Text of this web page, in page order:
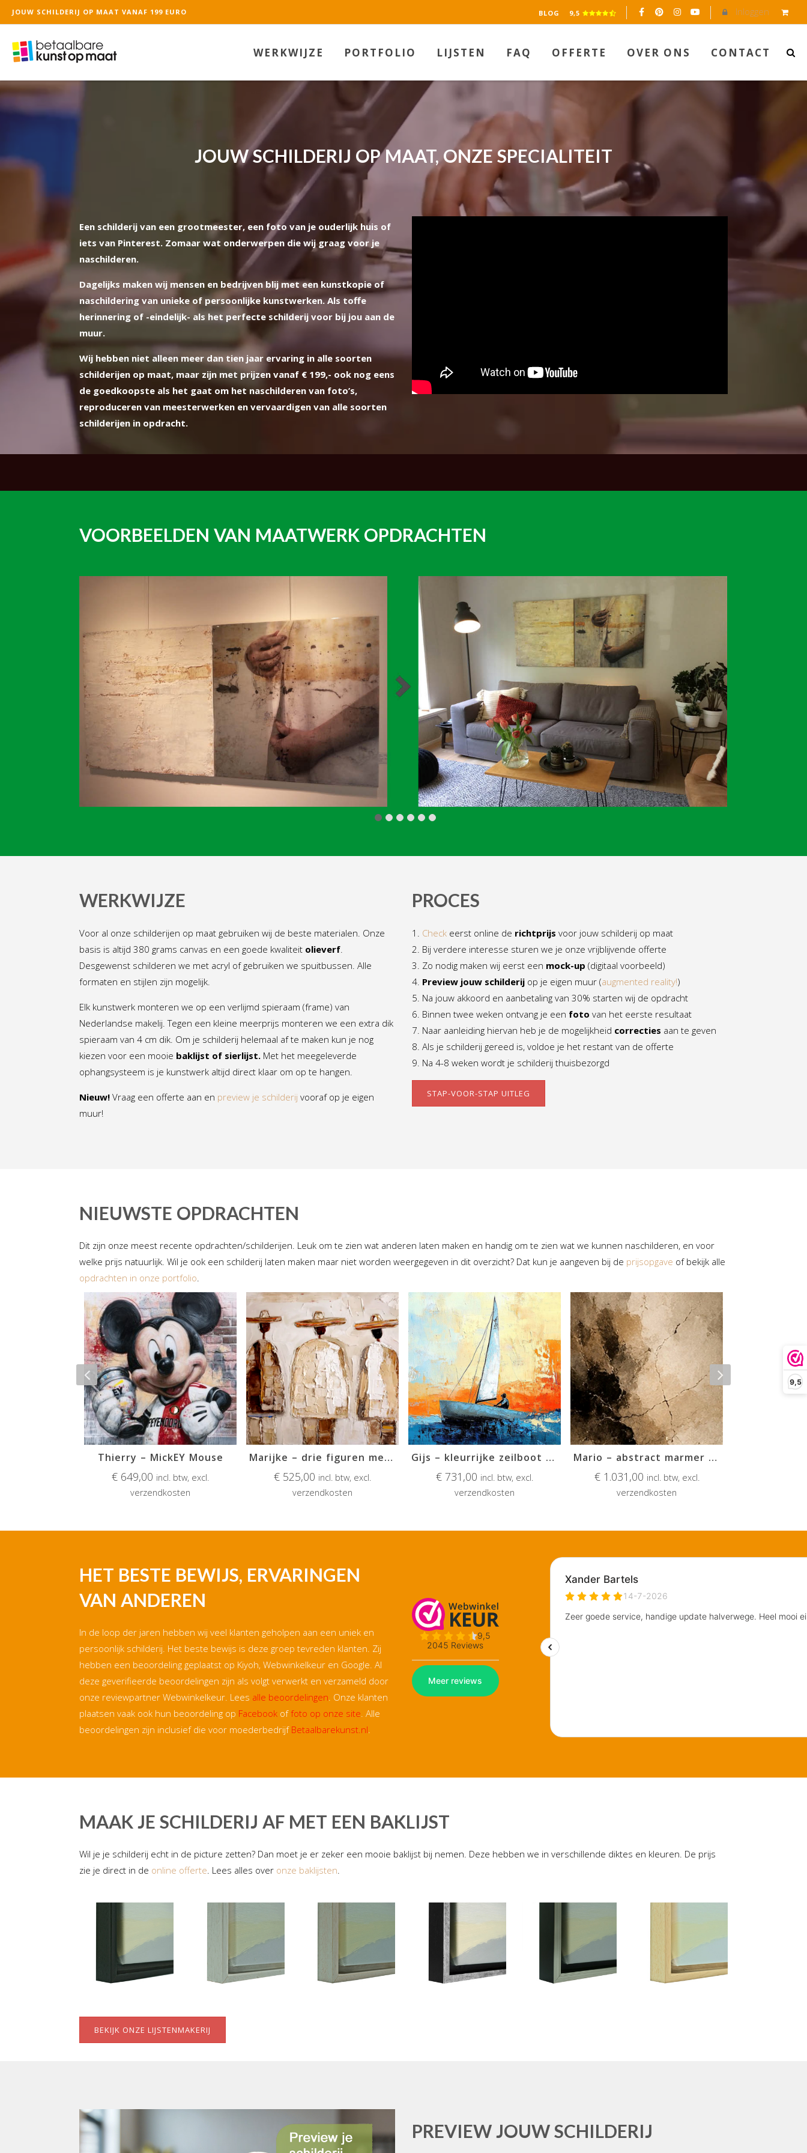
9,5
JOUW SCHILDERIJ OP MAAT VANAF 199 EURO Inloggen
BLOG 9,5
WERKWIJZE PORTFOLIO LIJSTEN FAQ OFFERTE OVER ONS CONTACT
JOUW SCHILDERIJ OP MAAT, ONZE SPECIALITEIT
Een schilderij van een grootmeester, een foto van je ouderlijk huis of
iets van Pinterest. Zomaar wat onderwerpen die wij graag voor je
naschilderen.
Dagelijks maken wij mensen en bedrijven blij met een kunstkopie of
naschildering van unieke of persoonlijke kunstwerken. Als toffe
herinnering of -eindelijk- als het perfecte schilderij voor bij jou aan de
muur.
Wij hebben niet alleen meer dan tien jaar ervaring in alle soorten
schilderijen op maat, maar zijn met prijzen vanaf € 199,- ook nog eens
de goedkoopste als het gaat om het naschilderen van foto’s,
reproduceren van meesterwerken en vervaardigen van alle soorten
schilderijen in opdracht.
VOORBEELDEN VAN MAATWERK OPDRACHTEN
WERKWIJZE
Voor al onze schilderijen op maat gebruiken wij de beste materialen. Onze
basis is altijd 380 grams canvas en een goede kwaliteit olieverf
Desgewenst schilderen we met acryl of gebruiken we spuitbussen. Alle
formaten en stijlen zijn mogelijk.
Elk kunstwerk monteren we op een verlijmd spieraam (frame) van
Nederlandse makelij. Tegen een kleine meerprijs monteren we een extra dik
spieraam van 4 cm dik. Om je schilderij helemaal af te maken kun je nog
kiezen voor een mooie baklijst of sierlijst. Met het meegeleverde
ophangsysteem is je kunstwerk altijd direct klaar om op te hangen.
Nieuw! Vraag een offerte aan en preview je schilderij vooraf op je eigen
muur!
PROCES
1. Checkeerst online de richtprijs voor jouw schilderij op maat
2. Bij verdere interesse sturen we je onze vrijblijvende offerte
3. Zo nodig maken wij eerst een mock-up (digitaal voorbeeld)
4. Preview jouw schilderijop je eigen muur (augmented reality!)
5. Na jouw akkoord en aanbetaling van 30% starten wij de opdracht
6. Binnen twee weken ontvang je een foto van het eerste resultaat
7. Naar aanleiding hiervan heb je de mogelijkheid correcties aan te geven
8. Als je schilderij gereed is, voldoe je het restant van de offerte
9. Na 4-8 weken wordt je schilderij thuisbezorgd
STAP-VOOR-STAP UITLEG
NIEUWSTE OPDRACHTEN
Dit zijn onze meest recente opdrachten/schilderijen. Leuk om te zien wat anderen laten maken en handig om te zien wat we kunnen naschilderen, en voor
welke prijs natuurlijk. Wil je ook een schilderij laten maken maar niet worden weergegeven in dit overzicht? Dat kun je aangeven bij de prijsopgave of bekijk alle
opdrachten in onze portfolio
Thierry – MickEY Mouse
€ 649,00 incl. btw, excl.
verzendkosten
Marijke – drie figuren met hoed
€ 525,00 incl. btw, excl.
verzendkosten
Gijs – kleurrijke zeilboot (incl. lijst)
€ 731,00 incl. btw, excl.
verzendkosten
Mario – abstract marmer (incl. lijst)
€1.031,00 incl. btw, excl.
verzendkosten
HET BESTE BEWIJS, ERVARINGEN
VAN ANDEREN
In de loop der jaren hebben wij veel klanten geholpen aan een uniek en
persoonlijk schilderij. Het beste bewijs is deze groep tevreden klanten. Zij
hebben een beoordeling geplaatst op Kiyoh, Webwinkelkeur en Google. Al
deze geverifieerde beoordelingen zijn als volgt verwerkt en verzameld door
onze reviewpartner Webwinkelkeur. Lees alle beoordelingen . Onze klanten
plaatsen vaak ook hun beoordeling op Facebook offoto op onze site . Alle
beoordelingen zijn inclusief die voor moederbedrijf Betaalbarekunst.nl
MAAK JE SCHILDERIJ AF MET EEN BAKLIJST
Wil je je schilderij echt in de picture zetten? Dan moet je er zeker een mooie baklijst bij nemen. Deze hebben we in verschillende diktes en kleuren. De prijs
zie je direct in de online offerte . Lees alles over onze baklijsten
BEKIJK ONZE LIJSTENMAKERIJ
PREVIEW JOUW SCHILDERIJ